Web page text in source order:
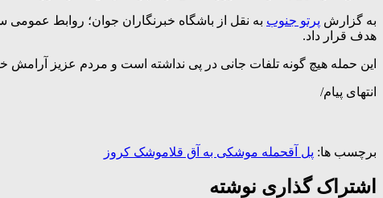
به گزارش پرتو جنوب به نقل از باشگاه خبرنگاران جوان؛ روابط عمومی
هدف قرار داد.
این حمله هیچ گونه تلفات جانی در پی نداشته است و مردم عزیز آرامش
انتهای پیام/
برچسب ها: پل آقحمله موشکی به آق قلاموشک کروز
اشتراک گذاری نوشته